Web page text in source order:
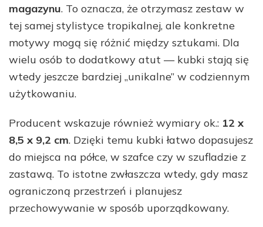
magazynu. To oznacza, że otrzymasz zestaw w
tej samej stylistyce tropikalnej, ale konkretne
motywy mogą się różnić między sztukami. Dla
wielu osób to dodatkowy atut — kubki stają się
wtedy jeszcze bardziej „unikalne” w codziennym
użytkowaniu.
Producent wskazuje również wymiary ok.: 12 x
8,5 x 9,2 cm. Dzięki temu kubki łatwo dopasujesz
do miejsca na półce, w szafce czy w szufladzie z
zastawą. To istotne zwłaszcza wtedy, gdy masz
ograniczoną przestrzeń i planujesz
przechowywanie w sposób uporządkowany.